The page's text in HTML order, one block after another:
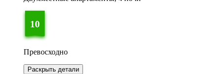
10
Превосходно
Раскрыть детали